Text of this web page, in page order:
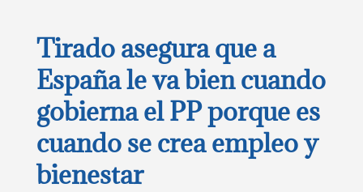
Tirado asegura que a
España le va bien cuando
gobierna el PP porque es
cuando se crea empleo y
bienestar